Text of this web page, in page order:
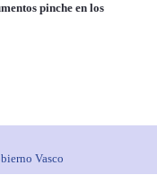
pinche en los
Vasco